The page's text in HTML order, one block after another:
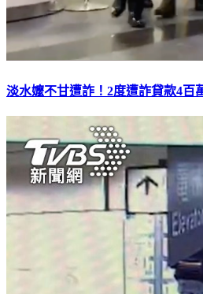
淡水嬤不甘遭詐！2度遭詐貸款4